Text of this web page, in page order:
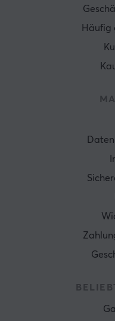
Häufig